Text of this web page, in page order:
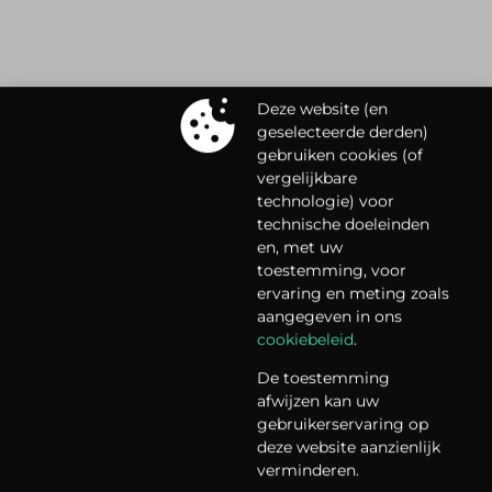
Deze website (en
geselecteerde derden)
gebruiken cookies (of
vergelijkbare
technologie) voor
technische doeleinden
en, met uw
toestemming, voor
ervaring en meting zoals
aangegeven in ons
cookiebeleid.
De toestemming
afwijzen kan uw
gebruikerservaring op
deze website aanzienlijk
verminderen.